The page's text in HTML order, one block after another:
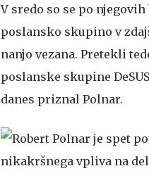
V sredo so se po
poslansko skupino v
nanjo vezana. Pretekli
poslanske skupine
danes priznal Polnar.